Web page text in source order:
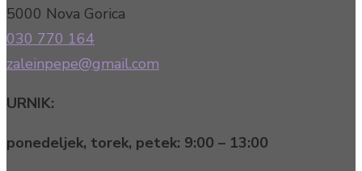
5000 Nova Gorica
030 770 164
zaleinpepe@gmail.com
URNIK:
ponedeljek, torek, petek: 9:00 – 13:00